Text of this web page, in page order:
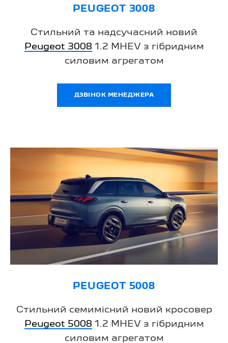
PEUGEOT 3008
Стильний та надсучасний новий
Peugeot 3008 1.2 MHEV з гібридним
силовим агрегатом
ДЗВІНОК МЕНЕДЖЕРА
PEUGEOT 5008
Стильний семимісний новий кросовер
Peugeot 5008 1.2 MHEV з гібридним
силовим агрегатом